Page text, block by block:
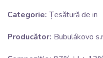
Categorie: Țesătură de in
Producător: Bubulákovo